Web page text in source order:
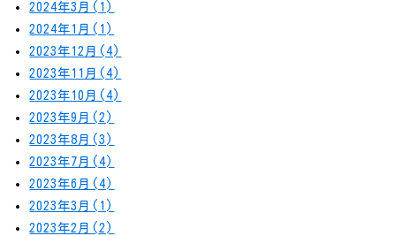
2024年3月(1)
2024年1月(1)
2023年12月(4)
2023年11月(4)
2023年10月(4)
2023年9月(2)
2023年8月(3)
2023年7月(4)
2023年6月(4)
2023年3月(1)
2023年2月(2)